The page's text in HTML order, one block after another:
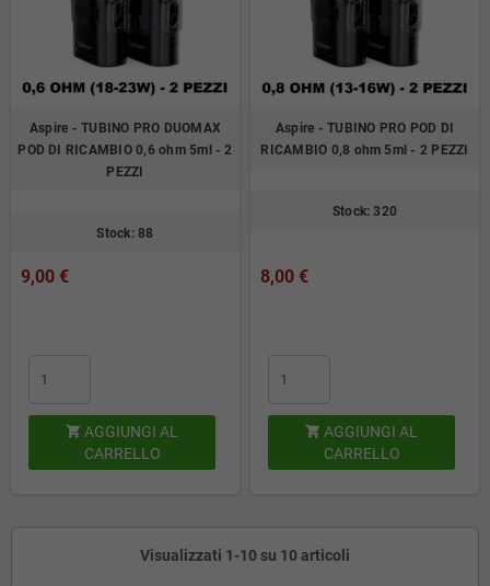
Aspire - TUBINO PRO DUOMAX
POD DI RICAMBIO 0,6 ohm 5ml - 2
PEZZI
Stock: 88
9,00 €
 AGGIUNGI AL
CARRELLO
Aspire - TUBINO PRO POD DI
RICAMBIO 0,8 ohm 5ml - 2 PEZZI
Stock: 320
8,00 €
 AGGIUNGI AL
CARRELLO
Visualizzati 1-10 su 10 articoli